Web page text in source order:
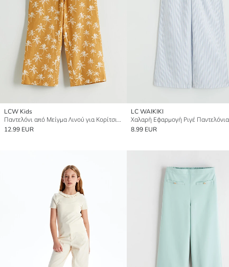
LCW Kids
Παντελόνι από Μείγμα Λινού για Κορίτσια με Ελαστική Μέση
12.99 EUR
LC WAIKIKI
8.99 EUR